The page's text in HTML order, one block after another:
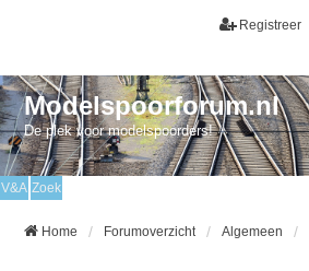
Registreer
Modelspoorforum.nl
De plek voor modelspoorders!
V&A Zoek
Home Forumoverzicht Algemeen